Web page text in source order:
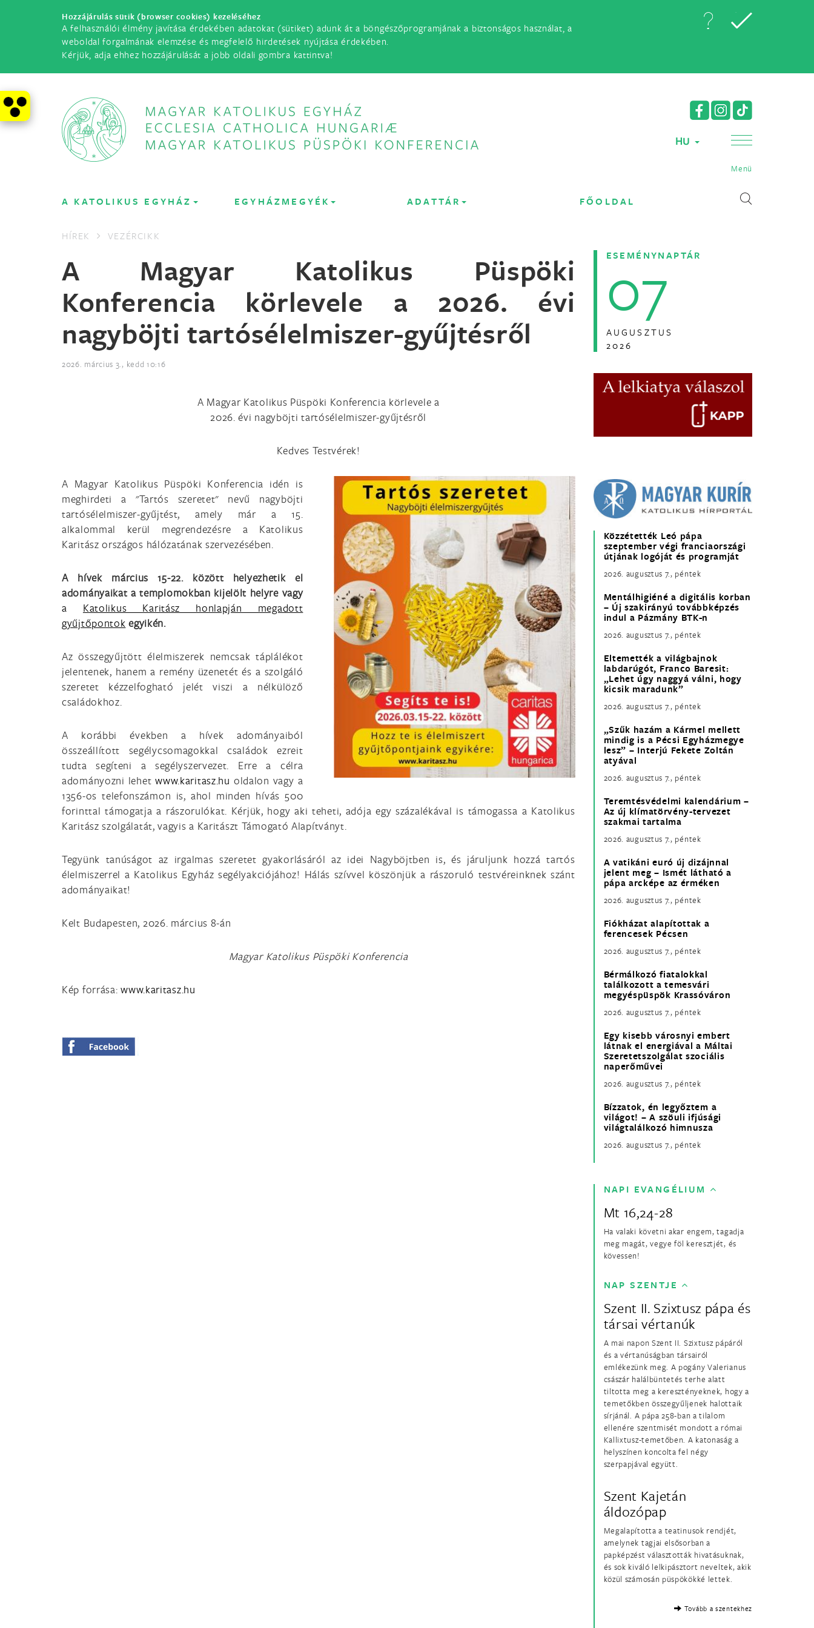
Hozzájárulás sütik (browser cookies) kezeléséhez
A felhasználói élmény javítása érdekében adatokat (sütiket) adunk át a böngészőprogramjának a biztonságos használat, a
weboldal forgalmának elemzése és megfelelő hirdetések nyújtása érdekében.
Kérjük, adja ehhez hozzájárulását a jobb oldali gombra kattintva!
HU
Menü
A KATOLIKUS EGYHÁZ EGYHÁZMEGYÉK ADATTÁR FŐOLDAL
HÍREK VEZÉRCIKK
A Magyar Katolikus Püspöki
Konferencia körlevele a 2026. évi
nagyböjti tartósélelmiszer-gyűjtésről
2026. március 3., kedd 10:16
A Magyar Katolikus Püspöki Konferencia körlevele a
2026. évi nagyböjti tartósélelmiszer-gyűjtésről
Kedves Testvérek!
A Magyar Katolikus Püspöki Konferencia idén is
meghirdeti a "Tartós szeretet" nevű nagyböjti
tartósélelmiszer-gyűjtést, amely már a 15.
alkalommal kerül megrendezésre a Katolikus
Karitász országos hálózatának szervezésében.
A hívek március 15-22. között helyezhetik el
adományaikat a templomokban kijelölt helyre vagy
a Katolikus Karitász honlapján megadott
gyűjtőpontok egyikén.
Az összegyűjtött élelmiszerek nemcsak táplálékot
jelentenek, hanem a remény üzenetét és a szolgáló
szeretet kézzelfogható jelét viszi a nélkülöző
családokhoz.
A korábbi években a hívek adományaiból
összeállított segélycsomagokkal családok ezreit
tudta segíteni a segélyszervezet. Erre a célra
adományozni lehetwww.karitasz.hu oldalon vagy a
1356-os telefonszámon is, ahol minden hívás 500
forinttal támogatja a rászorulókat. Kérjük, hogy aki teheti, adója egy százalékával is támogassa a Katolikus
Karitász szolgálatát, vagyis a Karitászt Támogató Alapítványt.
Tegyünk tanúságot az irgalmas szeretet gyakorlásáról az idei Nagyböjtben is, és járuljunk hozzá tartós
élelmiszerrel a Katolikus Egyház segélyakciójához! Hálás szívvel köszönjük a rászoruló testvéreinknek szánt
adományaikat!
Kelt Budapesten, 2026. március 8-án
Magyar Katolikus Püspöki Konferencia
Kép forrása:www.karitasz.hu
ESEMÉNYNAPTÁR
07
AUGUSZTUS
2026
Közzétették Leó pápa
szeptember végi franciaországi
útjának logóját és programját
2026. augusztus 7., péntek
Mentálhigiéné a digitális korban
– Új szakirányú továbbképzés
indul a Pázmány BTK-n
2026. augusztus 7., péntek
Eltemették a világbajnok
labdarúgót, Franco Baresit:
„Lehet úgy naggyá válni, hogy
kicsik maradunk”
2026. augusztus 7., péntek
„Szűk hazám a Kármel mellett
mindig is a Pécsi Egyházmegye
lesz” – Interjú Fekete Zoltán
atyával
2026. augusztus 7., péntek
Teremtésvédelmi kalendárium –
Az új klímatörvény-tervezet
szakmai tartalma
2026. augusztus 7., péntek
A vatikáni euró új dizájnnal
jelent meg – Ismét látható a
pápa arcképe az érméken
2026. augusztus 7., péntek
Fiókházat alapítottak a
ferencesek Pécsen
2026. augusztus 7., péntek
Bérmálkozó fiatalokkal
találkozott a temesvári
megyéspüspök Krassóváron
2026. augusztus 7., péntek
Egy kisebb városnyi embert
látnak el energiával a Máltai
Szeretetszolgálat szociális
naperőművei
2026. augusztus 7., péntek
Bízzatok, én legyőztem a
világot! – A szöuli ifjúsági
világtalálkozó himnusza
2026. augusztus 7., péntek
NAPI EVANGÉLIUM
Mt 16,24-28
Ha valaki követni akar engem, tagadja
meg magát, vegye föl keresztjét, és
kövessen!
NAP SZENTJE
Szent II. Szixtusz pápa és
társai vértanúk
A mai napon Szent II. Szixtusz pápáról
és a vértanúságban társairól
emlékezünk meg. A pogány Valerianus
császár halálbüntetés terhe alatt
tiltotta meg a keresztényeknek, hogy a
temetőkben összegyűljenek halottaik
sírjánál. A pápa 258-ban a tilalom
ellenére szentmisét mondott a római
Kallixtusz-temetőben. A katonaság a
helyszínen koncolta fel négy
szerpapjával együtt.
Szent Kajetán
áldozópap
Megalapította a teatinusok rendjét,
amelynek tagjai elsősorban a
papképzést választották hivatásuknak,
és sok kiváló lelkipásztort neveltek, akik
közül számosán püspökökké lettek.
Tovább a szentekhez